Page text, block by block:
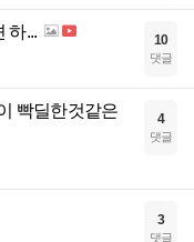
하... 10
댓글
빡딜한것같은
4
댓글
3
댓글